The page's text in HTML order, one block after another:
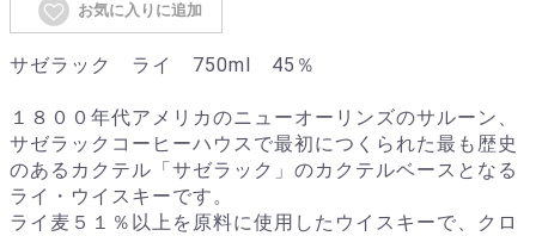
お気に入りに追加
サゼラック ライ 750ml 45％
１８００年代アメリカのニューオーリンズのサルーン、
サゼラックコーヒーハウスで最初につくられた最も歴史
のあるカクテル「サゼラック」のカクテルベースとなる
ライ・ウイスキーです。
ライ麦５１％以上を原料に使用したウイスキーで、クロ